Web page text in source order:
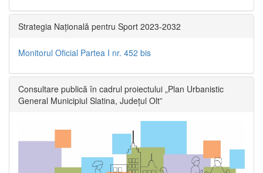
Strategia Națională pentru Sport 2023-2032
Monitorul Oficial Partea I nr. 452 bis
Consultare publică în cadrul proiectului „Plan Urbanistic
General Municipiul Slatina, Județul Olt”